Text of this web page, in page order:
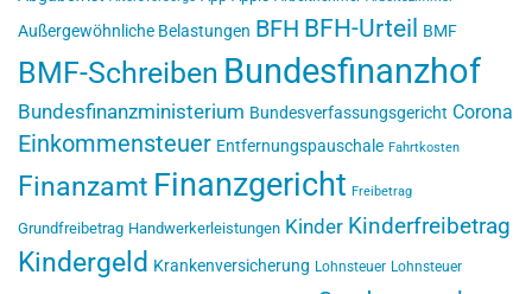
Außergewöhnliche Belastungen BFH BFH-Urteil BMF
BMF-Schreiben Bundesfinanzhof
Bundesfinanzministerium Bundesverfassungsgericht Corona
Einkommensteuer Entfernungspauschale Fahrtkosten
Finanzamt Finanzgericht Freibetrag
Grundfreibetrag Handwerkerleistungen Kinder Kinderfreibetrag
Kindergeld Krankenversicherung Lohnsteuer Lohnsteuer